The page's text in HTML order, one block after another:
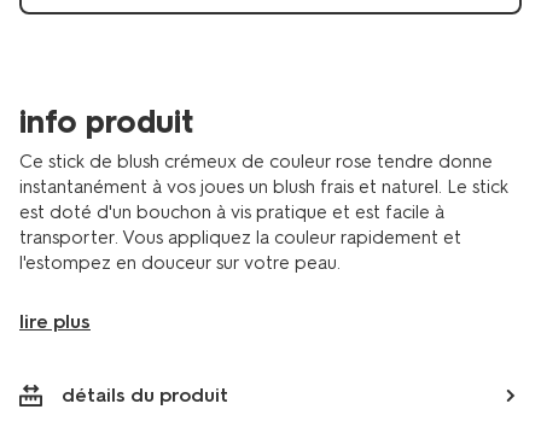
info produit
Ce stick de blush crémeux de couleur rose tendre donne
instantanément à vos joues un blush frais et naturel. Le stick
est doté d'un bouchon à vis pratique et est facile à
transporter. Vous appliquez la couleur rapidement et
l'estompez en douceur sur votre peau.
lire plus
détails du produit